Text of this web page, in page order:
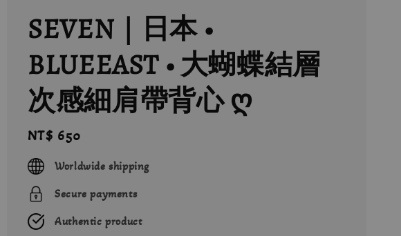
SEVEN｜日本 •
BLUEEAST • 大蝴蝶結層
次感細肩帶背心 ღ
Regular
price
NT$ 650
Worldwide shipping
Secure payments
Authentic product